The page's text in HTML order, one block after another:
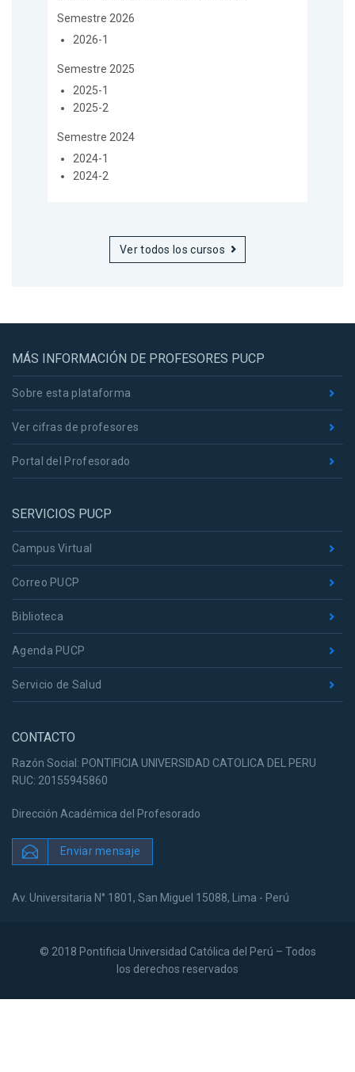
Semestre 2026
2026-1
Semestre 2025
2025-1
2025-2
Semestre 2024
2024-1
2024-2
Ver todos los cursos
MÁS INFORMACIÓN DE PROFESORES PUCP
Sobre esta plataforma
Ver cifras de profesores
Portal del Profesorado
SERVICIOS PUCP
Campus Virtual
Correo PUCP
Biblioteca
Agenda PUCP
Servicio de Salud
CONTACTO
Razón Social: PONTIFICIA UNIVERSIDAD CATOLICA DEL PERU
RUC: 20155945860
Dirección Académica del Profesorado
Enviar mensaje
Av. Universitaria N° 1801, San Miguel 15088, Lima - Perú
© 2018 Pontificia Universidad Católica del Perú – Todos
los derechos reservados